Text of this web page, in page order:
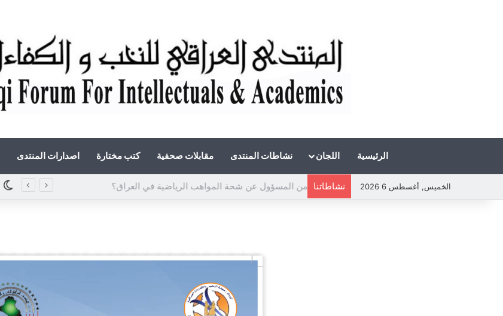
الرئيسية اللجان نشاطات المنتدى مقابلات صحفية كتب مختارة اصدارات المنتدى
الخميس, أغسطس 6 2026 نشاطاتنا